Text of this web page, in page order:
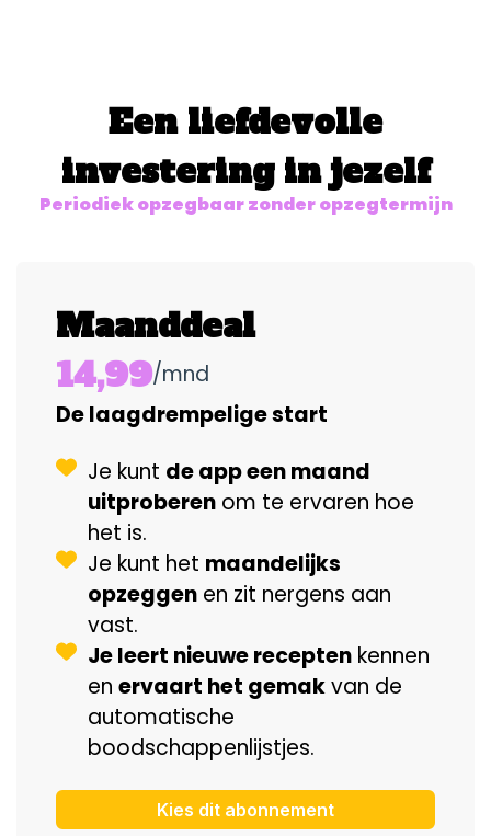
Een liefdevolle
investering in jezelf
Periodiek opzegbaar zonder opzegtermijn
Maanddeal
14,99/mnd
De laagdrempelige start
Je kunt de app een maand
uitproberenom te ervaren hoe
het is.
Je kunt het maandelijks
opzeggenen zit nergens aan
vast.
Je leert nieuwe receptenkennen
en ervaart het gemakvan de
automatische
boodschappenlijstjes.
Kies dit abonnement